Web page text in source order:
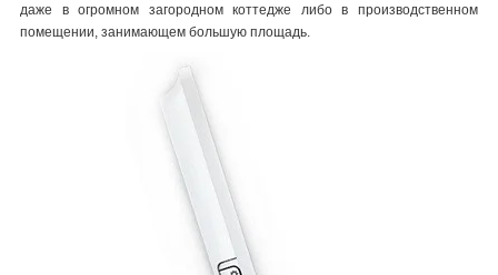
даже в огромном загородном коттедже либо в производственном
помещении, занимающем большую площадь.